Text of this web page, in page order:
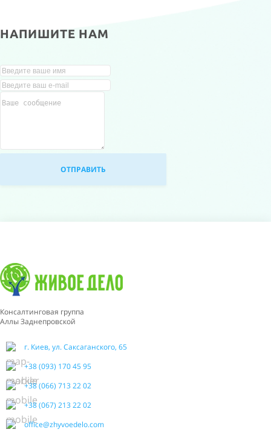
НАПИШИТЕ НАМ
Консалтинговая группа
Аллы Заднепровской
г. Киев, ул. Саксаганского, 65
+38 (093) 170 45 95
+38 (066) 713 22 02
+38 (067) 213 22 02
office@zhyvoedelo.com